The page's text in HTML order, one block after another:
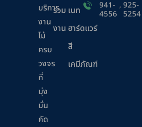
บริการ
งาน
ไม้
ครบ
วงจร
ที่
มุ่ง
มั่น
คัด
ร่วม
งาน
เนท
ฮาร์ดแวร์
สี
เคมีภัณฑ์
941-
4556
, 925-
5254